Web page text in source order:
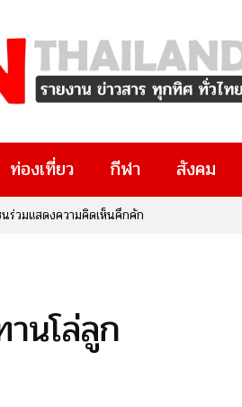
ท่องเที่ยว กีฬา สังคม
นโล่ลูก